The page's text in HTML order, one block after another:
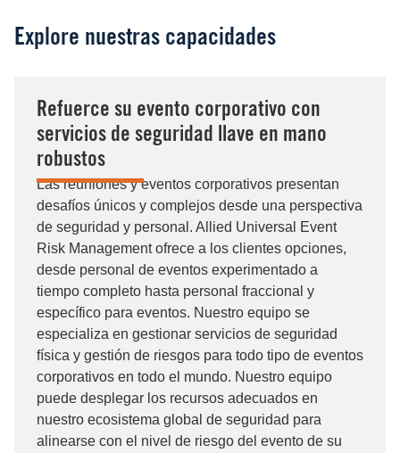
Explore nuestras capacidades
Refuerce su evento corporativo con
servicios de seguridad llave en mano
robustos
Las reuniones y eventos corporativos presentan
desafíos únicos y complejos desde una perspectiva
de seguridad y personal. Allied Universal Event
Risk Management ofrece a los clientes opciones,
desde personal de eventos experimentado a
tiempo completo hasta personal fraccional y
específico para eventos. Nuestro equipo se
especializa en gestionar servicios de seguridad
física y gestión de riesgos para todo tipo de eventos
corporativos en todo el mundo. Nuestro equipo
puede desplegar los recursos adecuados en
nuestro ecosistema global de seguridad para
alinearse con el nivel de riesgo del evento de su